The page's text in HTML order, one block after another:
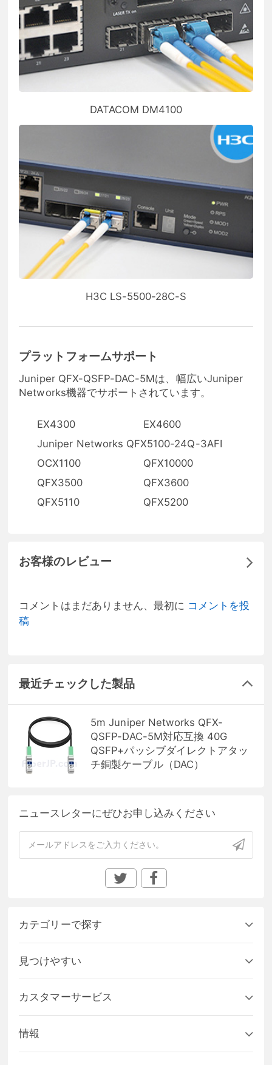
DATACOM DM4100
H3C LS-5500-28C-S
プラットフォームサポート
Juniper QFX-QSFP-DAC-5Mは、幅広いJuniper
Networks機器でサポートされています。
EX4300
EX4600
Juniper Networks QFX5100-24Q-3AFI
OCX1100
QFX10000
QFX3500
QFX3600
QFX5110
QFX5200
お客様のレビュー
コメントはまだありません、最初に コメントを投
稿
最近チェックした製品
5m Juniper Networks QFX-
QSFP-DAC-5M対応互換 40G
QSFP+パッシブダイレクトアタッ
チ銅製ケーブル（DAC）
ニュースレターにぜひお申し込みください
カテゴリーで探す
見つけやすい
カスタマーサービス
情報